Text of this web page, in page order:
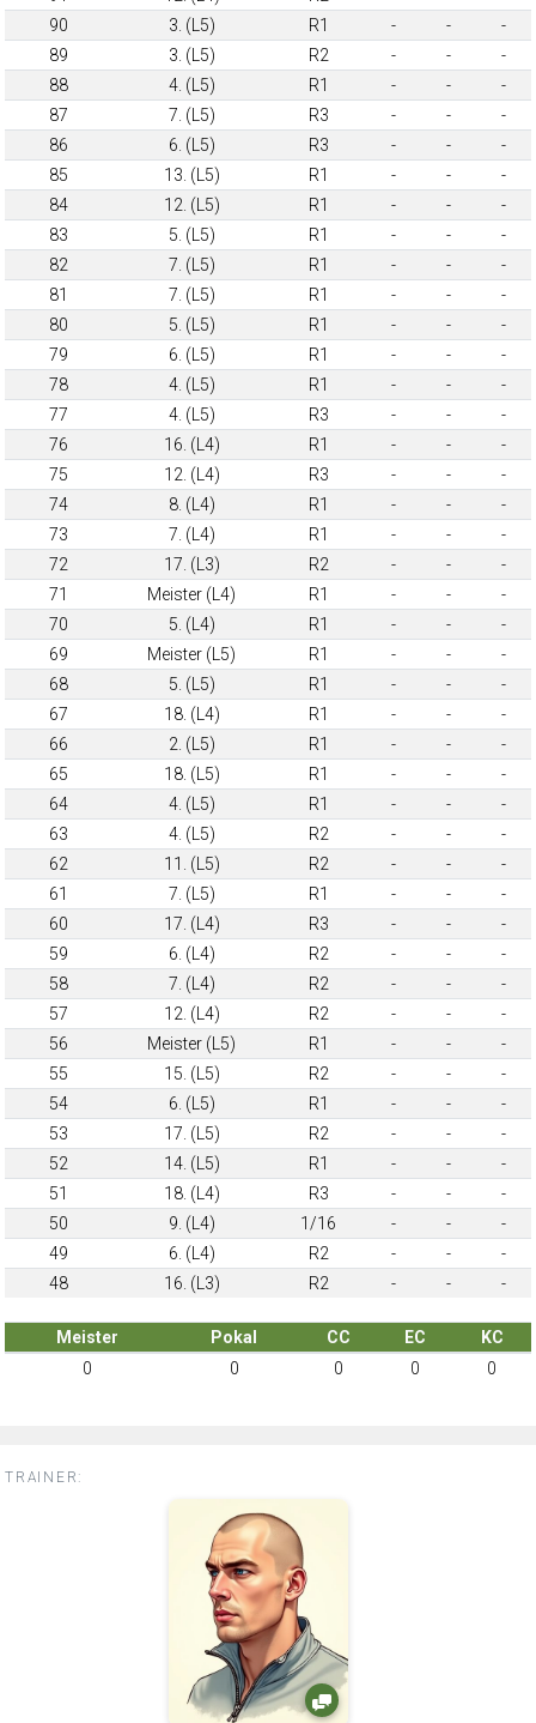
90
3. (L5) R1 - -
-
89
3. (L5) R2 - -
-
88
4. (L5) R1 - -
-
87
7. (L5) R3 - -
-
86
6. (L5) R3 - -
-
85
13. (L5) R1 - -
-
84
12. (L5) R1 - -
-
83
5. (L5) R1 - -
-
82
7. (L5) R1 - -
-
81
7. (L5) R1 - -
-
80
5. (L5) R1 - -
-
79
6. (L5) R1 - -
-
78
4. (L5) R1 - -
-
77
4. (L5) R3 - -
-
76
16. (L4) R1 - -
-
75
12. (L4) R3 - -
-
74
8. (L4) R1 - -
-
73
7. (L4) R1 - -
-
72
17. (L3) R2 - -
-
71
Meister (L4) R1 - -
-
70
5. (L4) R1 - -
-
69
Meister (L5) R1 - -
-
68
5. (L5) R1 - -
-
67
18. (L4) R1 - -
-
66
2. (L5) R1 - -
-
65
18. (L5) R1 - -
-
64
4. (L5) R1 - -
-
63
4. (L5) R2 - -
-
62
11. (L5) R2 - -
-
61
7. (L5) R1 - -
-
60
17. (L4) R3 - -
-
59
6. (L4) R2 - -
-
58
7. (L4) R2 - -
-
57
12. (L4) R2 - -
-
56
Meister (L5) R1 - -
-
55
15. (L5) R2 - -
-
54
6. (L5) R1 - -
-
53
17. (L5) R2 - -
-
52
14. (L5) R1 - -
-
51
18. (L4) R3 - -
-
50
9. (L4) 1/16 - -
-
49
6. (L4) R2 - -
-
48
16. (L3) R2 - - -
Meister Pokal CC EC
KC
0
0 0 0 0
TRAINER: